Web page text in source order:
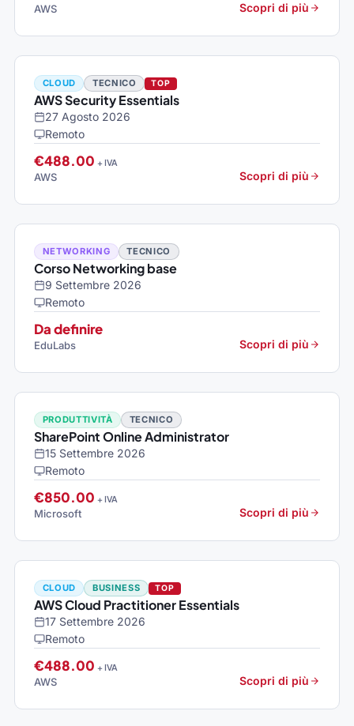
AWS Scopri di più
CLOUD TECNICO TOP
AWS Security Essentials
27 Agosto 2026
Remoto
€488.00 + IVA
AWS Scopri di più
NETWORKING TECNICO
Corso Networking base
9 Settembre 2026
Remoto
Da definire
EduLabs Scopri di più
PRODUTTIVITÀ TECNICO
SharePoint Online Administrator
15 Settembre 2026
Remoto
€850.00 + IVA
Microsoft Scopri di più
CLOUD BUSINESS TOP
AWS Cloud Practitioner Essentials
17 Settembre 2026
Remoto
€488.00 + IVA
AWS Scopri di più